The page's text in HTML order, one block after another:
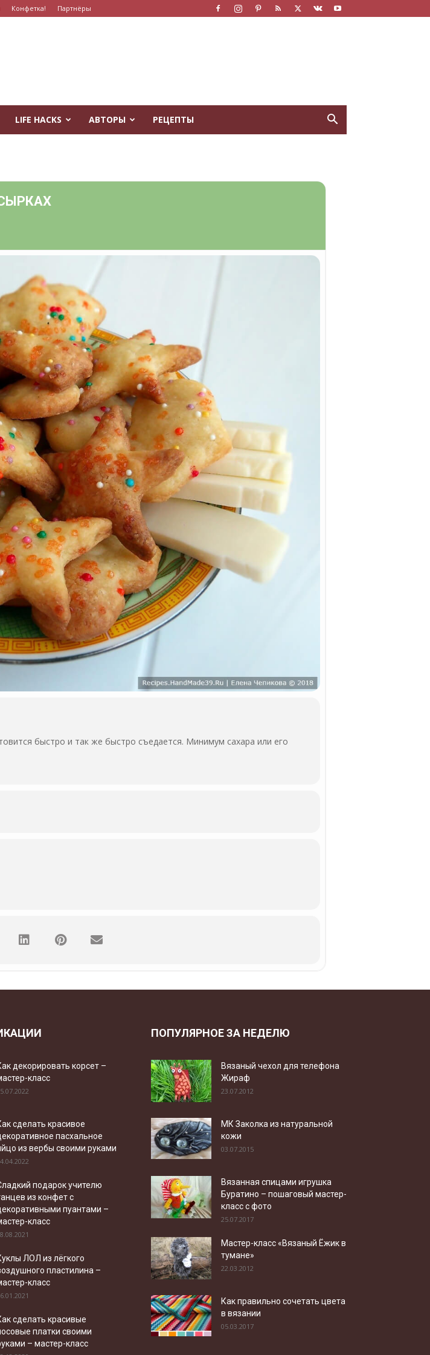
Конфетка! Партнёры
LIFE HACKS АВТОРЫ РЕЦЕПТЫ
быстро и так же быстро съедается. Минимум сахара или его
декорировать корсет –
класс
сделать красивое
пасхальное
из вербы своими руками
подарок учителю
из конфет с
пуантами –
класс
ЛОЛ из лёгкого
пластилина –
класс
сделать красивые
платки своими
– мастер-класс
ПОПУЛЯРНОЕ ЗА НЕДЕЛЮ
Вязаный чехол для телефона
Жираф
23.07.2012
МК Заколка из натуральной
кожи
03.07.2015
Вязанная спицами игрушка
Буратино – пошаговый мастер-
класс с фото
25.07.2017
Мастер-класс «Вязаный Ёжик в
тумане»
22.03.2012
Как правильно сочетать цвета
в вязании
05.03.2017